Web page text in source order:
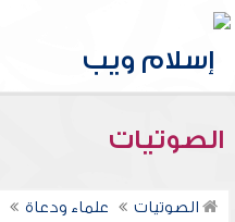
الصوتيات
الصوتيات علماء ودعاة